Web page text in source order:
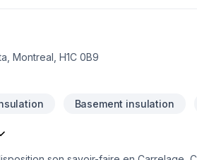
Montreal, H1C 0B9
Basement insulation